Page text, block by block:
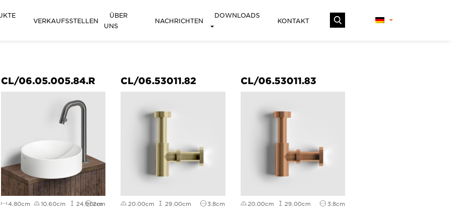
VERKAUFSSTELLEN
ÜBER
UNS
NACHRICHTEN
DOWNLOADS
KONTAKT
CL/06.05.005.84.R
4.80cm 10.60cm 24.90cm
2cm
CL/06.53011.82
20.00cm 29.00cm 3.8cm
CL/06.53011.83
20.00cm 29.00cm 3.8cm